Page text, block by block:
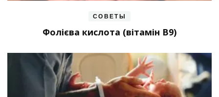
СОВЕТЫ
Фолієва кислота (вітамін В9)